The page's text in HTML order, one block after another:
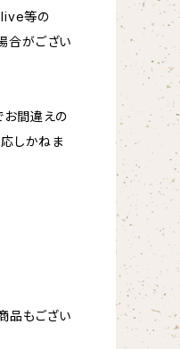
live等の
合がござい
お間違えの
しかねま
品もござい